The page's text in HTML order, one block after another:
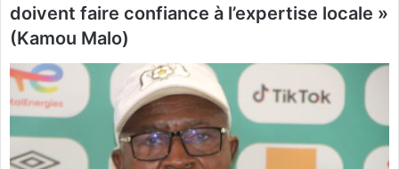
doivent faire confiance à l’expertise locale »
(Kamou Malo)